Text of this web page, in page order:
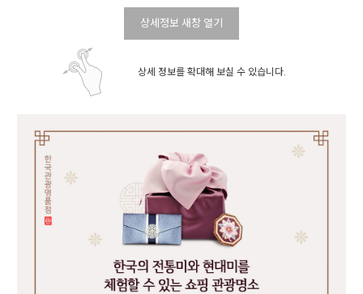
상세정보 새창 열기
상세 정보를 확대해 보실 수 있습니다.